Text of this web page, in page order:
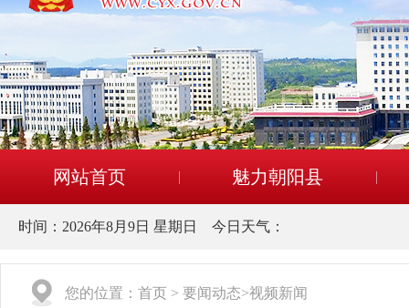
网站首页 魅力朝阳县
时间： 2026年8月9日 星期日 今日天气：
您的位置： 首页 > 要闻动态>视频新闻